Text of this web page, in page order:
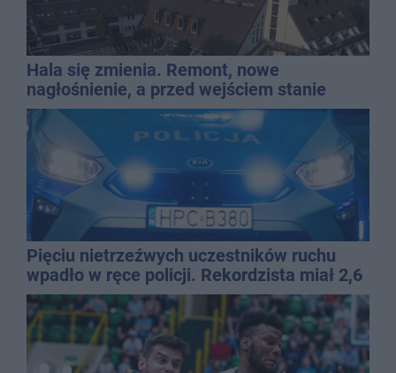
Hala się zmienia. Remont, nowe
nagłośnienie, a przed wejściem stanie
QEMETICA ARENA
Pięciu nietrzeźwych uczestników ruchu
wpadło w ręce policji. Rekordzista miał 2,6
promila